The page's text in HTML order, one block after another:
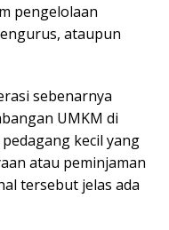
pengelolaan
ataupun
sebenarnya
UMKM di
kecil yang
atau peminjaman
tersebut jelas ada